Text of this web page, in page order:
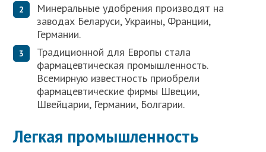
Минеральные удобрения производят на
заводах Беларуси, Украины, Франции,
Германии.
Традиционной для Европы стала
фармацевтическая промышленность.
Всемирную известность приобрели
фармацевтические фирмы Швеции,
Швейцарии, Германии, Болгарии.
Легкая промышленность